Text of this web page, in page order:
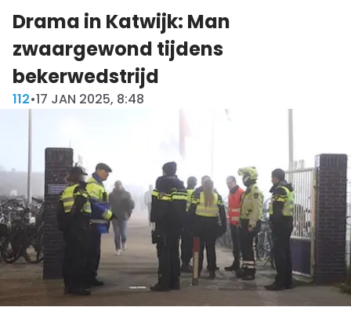
Drama in Katwijk: Man
zwaargewond tijdens
bekerwedstrijd
112•17 JAN 2025, 8:48